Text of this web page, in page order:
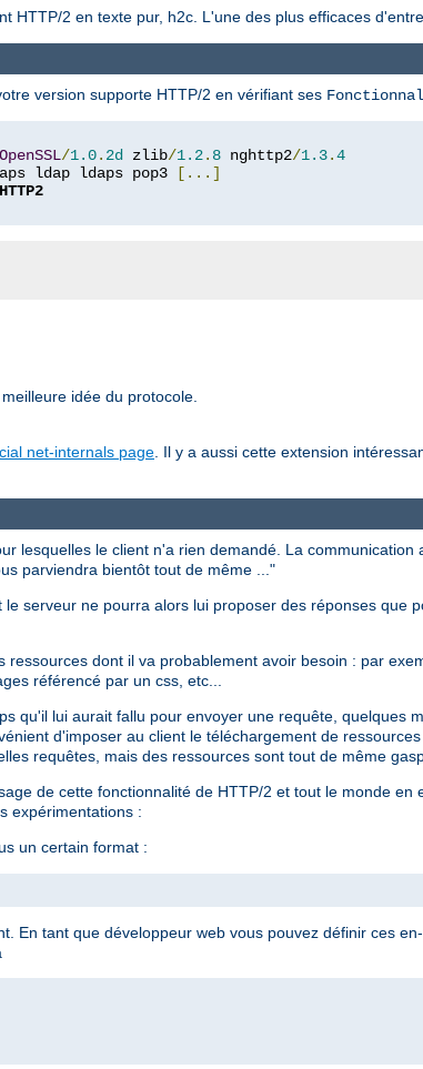
HTTP/2 en texte pur, h2c. L'une des plus efficaces
version supporte HTTP/2 en vérifiant ses
OpenSSL/1.0. 2d zlib/1.2. 8 nghttp2/1.3.4
ldap ldaps pop3
[...]
HTTP2
idée du protocole.
net-internals page . Il y a aussi cette extension
lesquelles le client n'a rien demandé. La communication
parviendra bientôt tout de même ..."
serveur ne pourra alors lui proposer des réponses que
dont il va probablement avoir besoin : par
référencé par un css, etc...
qu'il lui aurait fallu pour envoyer une requête, quelques
d'imposer au client le téléchargement de
requêtes, mais des ressources sont tout de même
de cette fonctionnalité de HTTP/2 et tout le monde en
expérimentations :
un certain format :
En tant que développeur web vous pouvez définir ces